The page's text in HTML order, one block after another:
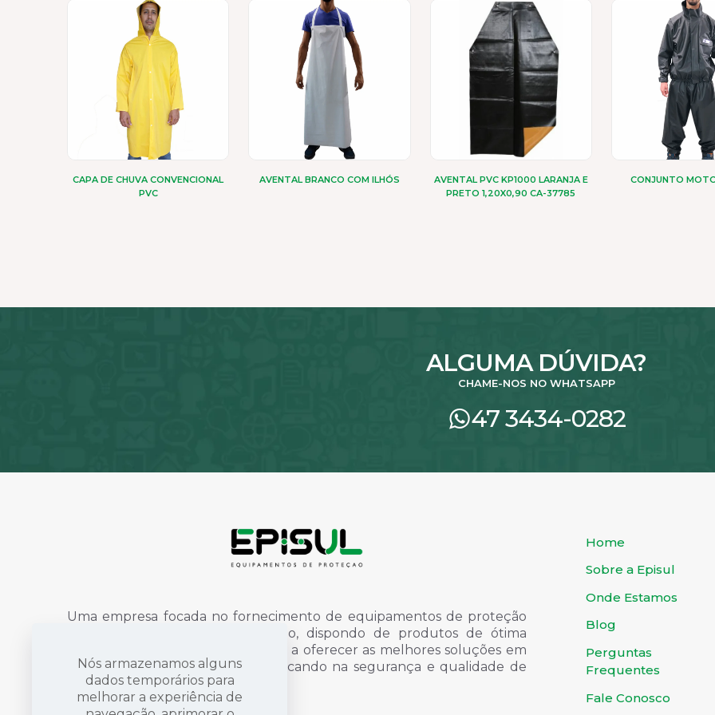
CAPA DE CHUVA CONVENCIONAL
PVC
AVENTAL BRANCO COM ILHÓS
AVENTAL PVC KP1000 LARANJA E
PRETO 1,20X0,90 CA-37785
CONJUNTO
ALGUMA DÚVIDA?
CHAME-NOS NO WHATSAPP
47 3434-0282
Uma empresa focada no fornecimento de equipamentos de proteção
individual, uniformes e finalização, dispondo de produtos de ótima
qualidade e profissionais dispostos a oferecer as melhores soluções em
proteção e sinalização, sempre focando na segurança e qualidade de
vida das pessoas.Saiba mais
Home
Sobre a Episul
Onde Estamos
Blog
Perguntas
Frequentes
Fale Conosco
Nós armazenamos alguns
dados temporários para
melhorar a experiência de